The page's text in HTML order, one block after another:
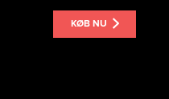
KØB NU